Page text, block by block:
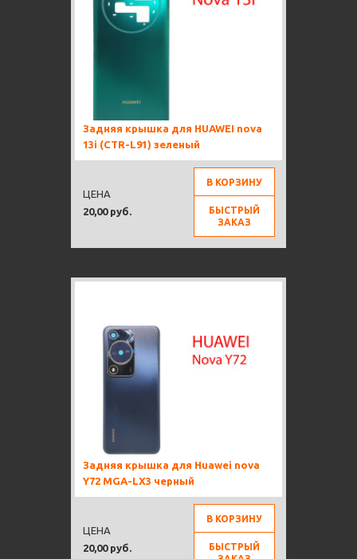
Задняя крышка для HUAWEI nova
13i (CTR-L91) зеленый
20,00 руб.
ЦЕНА
В КОРЗИНУ
БЫСТРЫЙ
ЗАКАЗ
Задняя крышка для Huawei nova
Y72 MGA-LX3 черный
20,00 руб.
ЦЕНА
В КОРЗИНУ
БЫСТРЫЙ